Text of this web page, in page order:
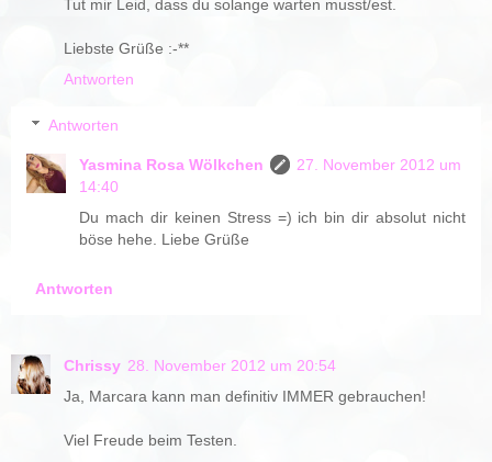
Tut mir Leid, dass du solange warten musst/est.
Liebste Grüße :-**
Antworten
Antworten
Yasmina Rosa Wölkchen
27. November 2012 um
14:40
Du mach dir keinen Stress =) ich bin dir absolut nicht
böse hehe. Liebe Grüße
Antworten
Chrissy 28. November 2012 um 20:54
Ja, Marcara kann man definitiv IMMER gebrauchen!
Viel Freude beim Testen.